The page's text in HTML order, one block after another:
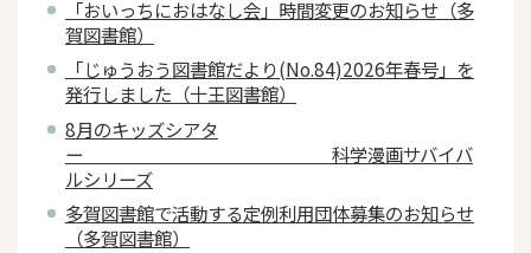
「おいっちにおはなし会」時間変更のお知らせ（多
賀図書館）
「じゅうおう図書館だより(No.84)2026年春号」を
発行しました（十王図書館）
8月のキッズシアタ
ー 科学漫画サバイバ
ルシリーズ
多賀図書館で活動する定例利用団体募集のお知らせ
（多賀図書館）